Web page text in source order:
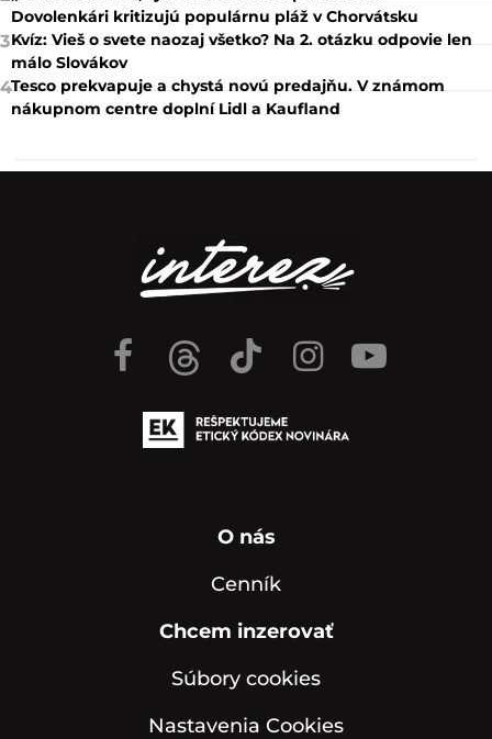
Dovolenkári kritizujú populárnu pláž v Chorvátsku
3Kvíz: Vieš o svete naozaj všetko? Na 2. otázku odpovie len
málo Slovákov
4Tesco prekvapuje a chystá novú predajňu. V známom
nákupnom centre doplní Lidl a Kaufland
O nás
Cenník
Chcem inzerovať
Súbory cookies
Nastavenia Cookies